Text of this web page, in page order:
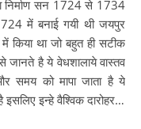
निर्माण सन 1724 से 1734
में बनाई गयी थी जयपुर
किया था जो बहुत ही सटीक
है ये वेधशालाये वास्तव
समय को मापा जाता है ये
इन्हे वैश्विक दारोहर…